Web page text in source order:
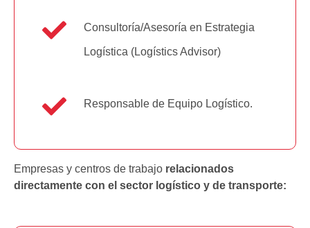
Consultoría/Asesoría en Estrategia
Logística (Logístics Advisor)
Responsable de Equipo Logístico.
Empresas y centros de trabajo relacionados
directamente con el sector logístico y de transporte: